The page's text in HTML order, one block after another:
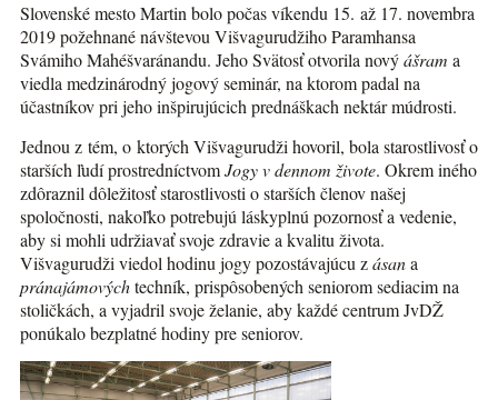
Slovenské mesto Martin bolo počas víkendu 15. až 17. novembra
2019 požehnané návštevou Višvagurudžiho Paramhansa
Svámiho Mahéšvaránandu. Jeho Svätosť otvorila novýášram a
viedla medzinárodný jogový seminár, na ktorom padal na
účastníkov pri jeho inšpirujúcich prednáškach nektár múdrosti.
Jednou z tém, o ktorých Višvagurudži hovoril, bola starostlivosť o
starších ľudí prostredníctvomJogy v dennom živote. Okrem iného
zdôraznil dôležitosť starostlivosti o starších členov našej
spoločnosti, nakoľko potrebujú láskyplnú pozornosť a vedenie,
aby si mohli udržiavať svoje zdravie a kvalitu života.
Višvagurudži viedol hodinu jogy pozostávajúcu zásana
pránajámovýchtechník, prispôsobených seniorom sediacim na
stoličkách, a vyjadril svoje želanie, aby každé centrum JvDŽ
ponúkalo bezplatné hodiny pre seniorov.